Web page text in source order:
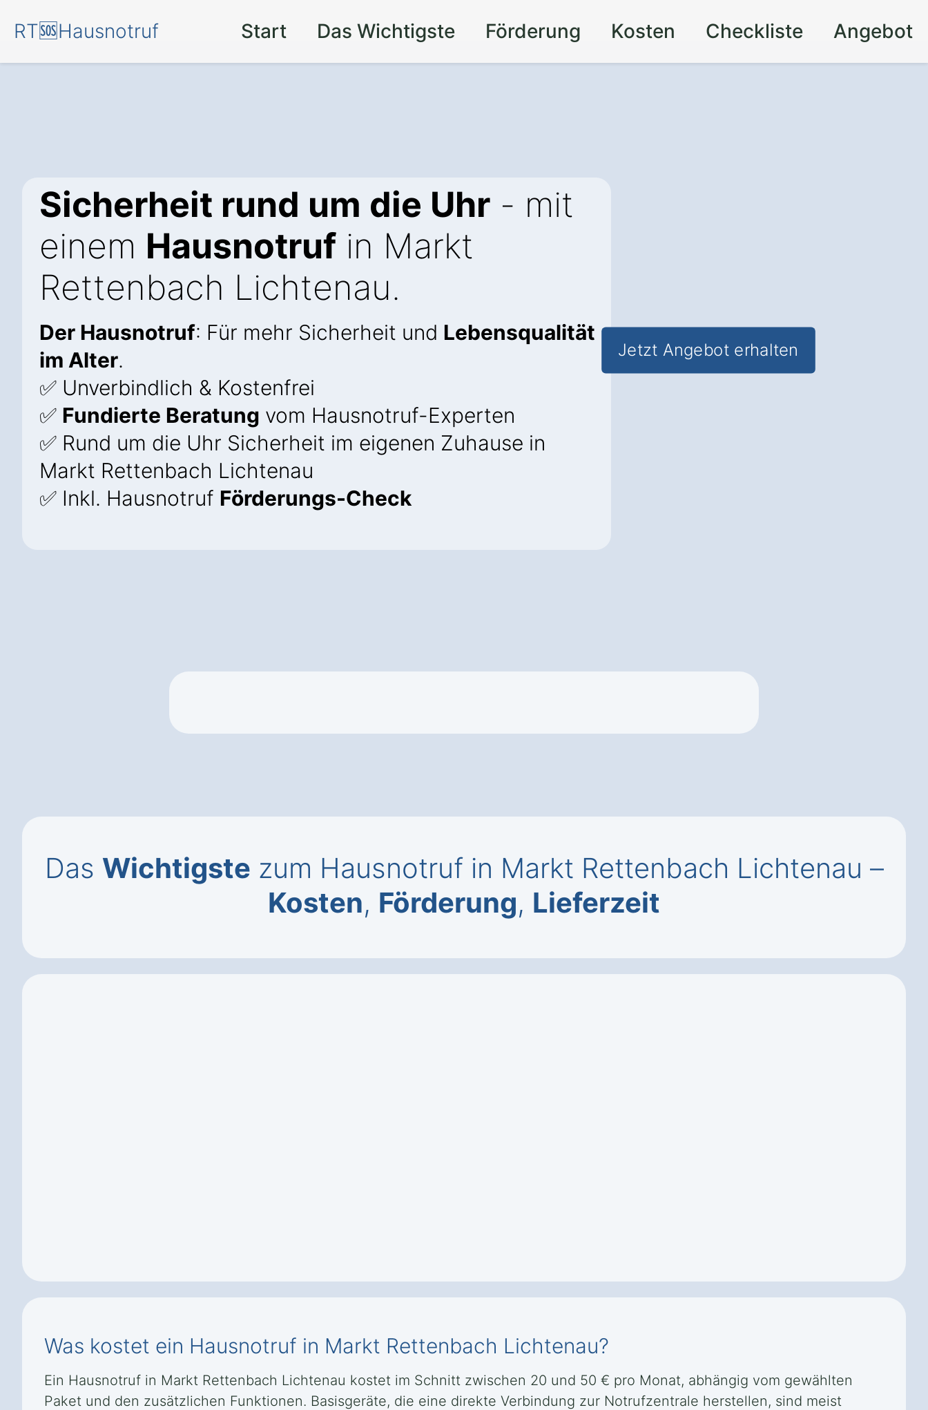
RT🆘Hausnotruf Start Das Wichtigste Förderung Kosten Checkliste Angebot
Sicherheit rund um die Uhr - mit
einem Hausnotruf in Markt
Rettenbach Lichtenau.
Der Hausnotruf: Für mehr Sicherheit und Lebensqualität
im Alter.
✅ Unverbindlich & Kostenfrei
✅ Fundierte Beratung vom Hausnotruf-Experten
✅ Rund um die Uhr Sicherheit im eigenen Zuhause in
Markt Rettenbach Lichtenau
✅ Inkl. Hausnotruf Förderungs-Check
Jetzt Angebot erhalten
Das Wichtigste zum Hausnotruf in Markt Rettenbach Lichtenau –
Kosten, Förderung, Lieferzeit
Was kostet ein Hausnotruf in Markt Rettenbach Lichtenau?
Ein Hausnotruf in Markt Rettenbach Lichtenau kostet im Schnitt zwischen 20 und 50 € pro Monat, abhängig vom gewählten
Paket und den zusätzlichen Funktionen. Basisgeräte, die eine direkte Verbindung zur Notrufzentrale herstellen, sind meist